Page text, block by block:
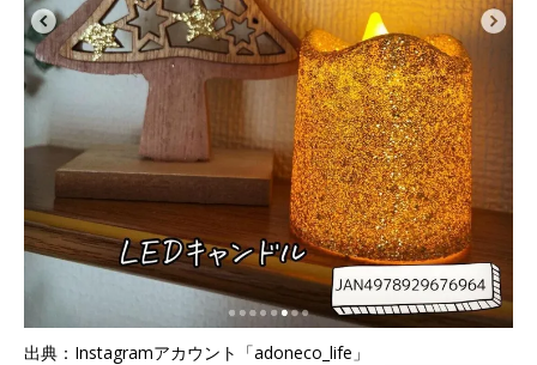
出典：Instagramアカウント「adoneco_life」